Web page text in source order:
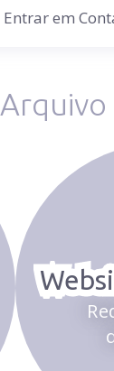
Entrar em
Arquivo